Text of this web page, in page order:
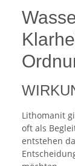
Lithomanit
oft als
entstehen